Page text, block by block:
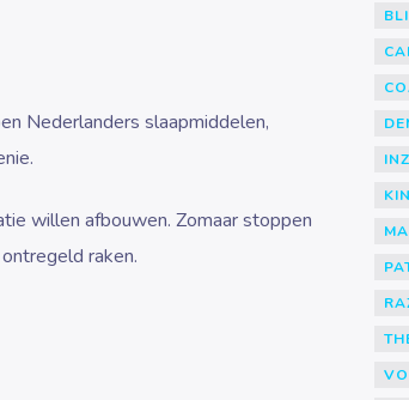
Nederlanders slaapmiddelen,
willen afbouwen. Zomaar stoppen
raken.